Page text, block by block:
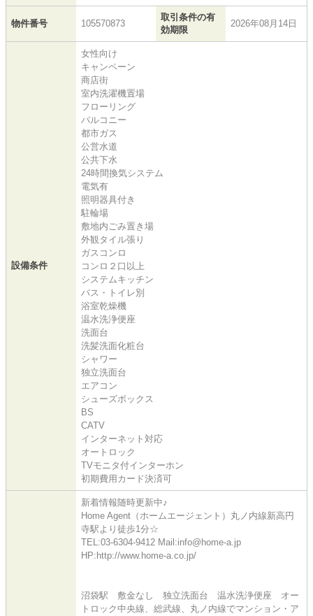
物件番号 105570873
取引条件の有
効期限
2026年08月14日
設備条件
女性向け
キャンペーン
商店街
室内洗濯機置場
フローリング
バルコニー
都市ガス
公営水道
公共下水
24時間換気システム
電気有
照明器具付き
駐輪場
敷地内ごみ置き場
外観タイル張り
ガスコンロ
コンロ２口以上
システムキッチン
バス・トイレ別
浴室乾燥機
温水洗浄便座
洗面台
洗髪洗面化粧台
シャワー
独立洗面台
エアコン
シューズボックス
BS
CATV
インターネット対応
オートロック
TVモニタ付インターホン
初期費用カード決済可
新着情報随時更新中♪
Home Agent（ホームエージェント）丸ノ内線新高円
寺駅より徒歩1分☆
TEL:03-6304-9412 Mail:info@home-a.jp
HP:http://www.home-a.co.jp/
沼袋駅 敷金なし 独立洗面台 温水洗浄便座 オー
トロック中央線、総武線、丸ノ内線でマンション・ア